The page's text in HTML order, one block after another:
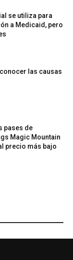
se utiliza para
a Medicaid, pero
las causas
pases de
Magic Mountain
precio más bajo